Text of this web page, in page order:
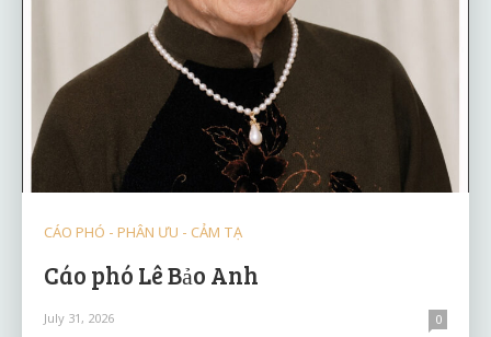
CÁO PHÓ - PHÂN ƯU - CẢM TẠ
Cáo phó Lê Bảo Anh
July 31, 2026 0